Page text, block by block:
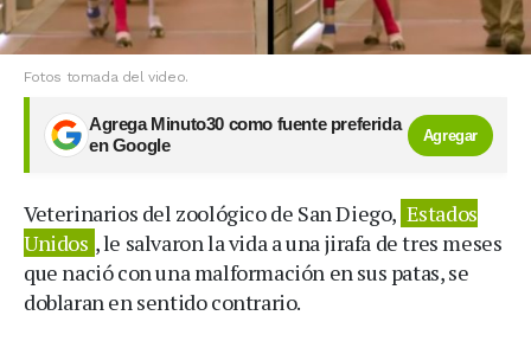
Fotos tomada del video.
Agrega Minuto30 como fuente preferida
en Google
Agregar
Veterinarios del zoológico de San Diego, Estados
Unidos , le salvaron la vida a una jirafa de tres meses
que nació con una malformación en sus patas, se
doblaran en sentido contrario.